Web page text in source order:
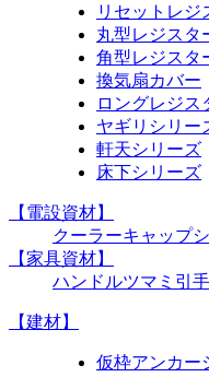
リセットレジ
丸型レジスタ
角型レジスタ
換気扇カバー
ロングレジス
ヤギリシリー
軒天シリーズ
床下シリーズ
【電設資材】
クーラーキャップ
【家具資材】
ハンドルツマミ 引手
【建材】
仮枠アンカー